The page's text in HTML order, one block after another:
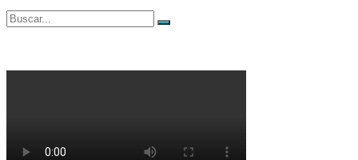
Buscar
Buscar